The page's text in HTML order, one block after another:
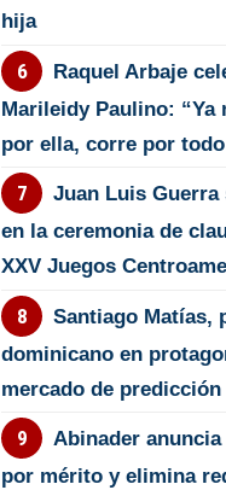
hija
Raquel Arbaje
Marileidy Paulino: “Ya
por ella, corre por
Juan Luis Guerra
en la ceremonia de
XXV Juegos
Santiago Matías,
dominicano en
mercado de
Abinader
por mérito y elimina